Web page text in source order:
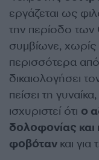
εργάζεται ως
την περίοδο
συμβίωνε, χωρίς
περισσότερα
δικαιολογήσει
πείσει τη
ισχυριστεί ότι ο
δολοφονίας και
φοβόταν και